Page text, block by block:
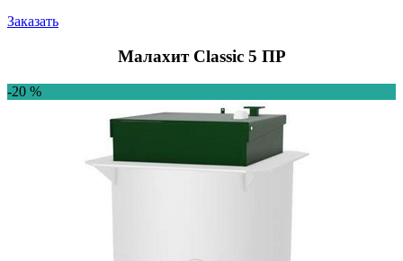
Заказать
Малахит Classic 5 ПР
-20 %